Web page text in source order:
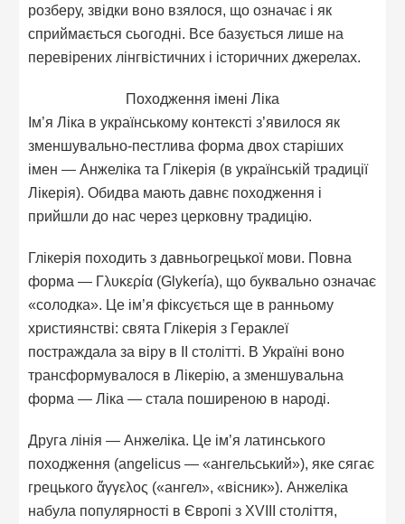
розберу, звідки воно взялося, що означає і як
сприймається сьогодні. Все базується лише на
перевірених лінгвістичних і історичних джерелах.
Походження імені Ліка
Ім’я Ліка в українському контексті з’явилося як
зменшувально-пестлива форма двох старіших
імен — Анжеліка та Глікерія (в українській традиції
Лікерія). Обидва мають давнє походження і
прийшли до нас через церковну традицію.
Глікерія походить з давньогрецької мови. Повна
форма — Γλυκερία (Glykería), що буквально означає
«солодка». Це ім’я фіксується ще в ранньому
християнстві: свята Глікерія з Гераклеї
постраждала за віру в II столітті. В Україні воно
трансформувалося в Лікерію, а зменшувальна
форма — Ліка — стала поширеною в народі.
Друга лінія — Анжеліка. Це ім’я латинського
походження (angelicus — «ангельський»), яке сягає
грецького ἄγγελος («ангел», «вісник»). Анжеліка
набула популярності в Європі з XVIII століття,